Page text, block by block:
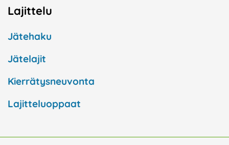
Lajittelu
Jätehaku
Jätelajit
Kierrätysneuvonta
Lajitteluoppaat